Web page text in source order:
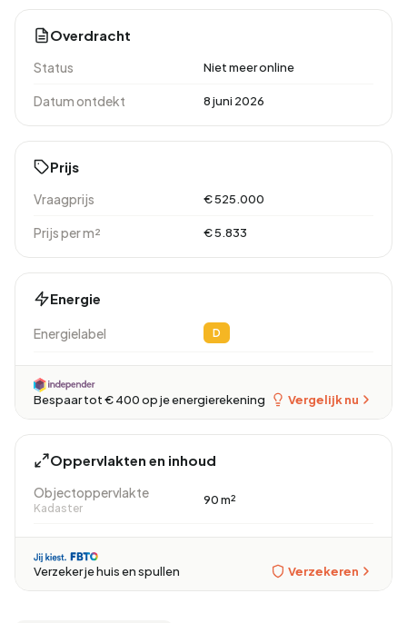
Overdracht
Status Niet meer online
Datum ontdekt 8 juni 2026
Prijs
Vraagprijs € 525.000
Prijs per m² € 5.833
Energie
Energielabel D
Bespaar tot € 400 op je energierekening Vergelijk nu
Oppervlakten en inhoud
Objectoppervlakte
Kadaster
90 m²
Verzeker je huis en spullen Verzekeren